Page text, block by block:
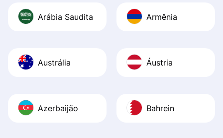
Arábia Saudita Armênia
Austrália Áustria
Azerbaijão Bahrein